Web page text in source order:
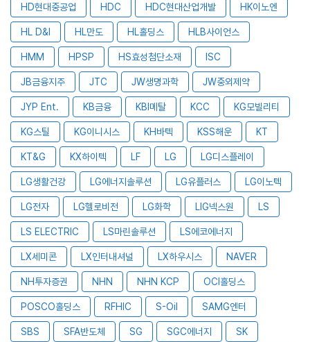
HD현대중공업 HDC HDC현대산업개발 HK이노엔
HL D&I HL만도 HL홀딩스 HLB사이언스
HMM HPSP HS효성첨단소재 ISC
JB금융지주 JTC JW생명과학 JW중외제약
JYP Ent. KB금융 KBI메탈 KCC KG모빌리티
KG스틸 KG이니시스 KH바텍 KSS해운 KT
KT&G KX하이텍 LF LG LG디스플레이
LG생활건강 LG에너지솔루션 LG유플러스 LG이노텍
LG전자 LG헬로비전 LG화학 LIG넥스원 LS
LS ELECTRIC LS마린솔루션 LS에코에너지
LX세미콘 LX인터내셔널 LX하우시스 NAVER
NH투자증권 NHN NHN KCP OCI홀딩스
POSCO홀딩스 RFHIC S-Oil SAMG엔터
SBS SFA반도체 SG SGC에너지 SK